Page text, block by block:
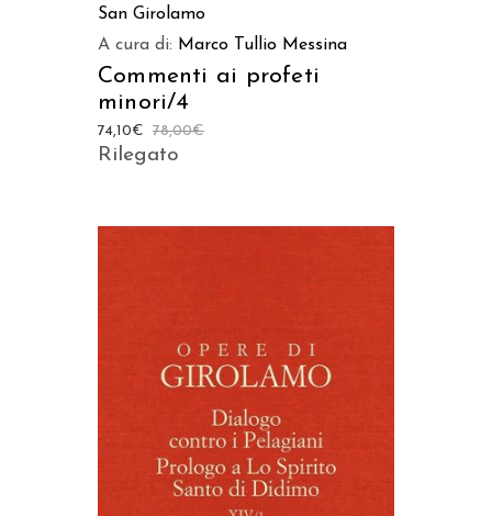
San Girolamo
A cura di: Marco Tullio Messina
Commenti ai profeti
minori/4
78,00€
74,10€
Rilegato
AGGIUNGI AL CARRELLO